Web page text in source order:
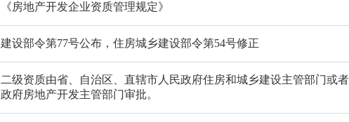
《房地产开发企业资质管理规定》
建设部令第77号公布，住房城乡建设部令第54号修正
二级资质由省、自治区、直辖市人民政府住房和城乡建设主管部门或
政府房地产开发主管部门审批。